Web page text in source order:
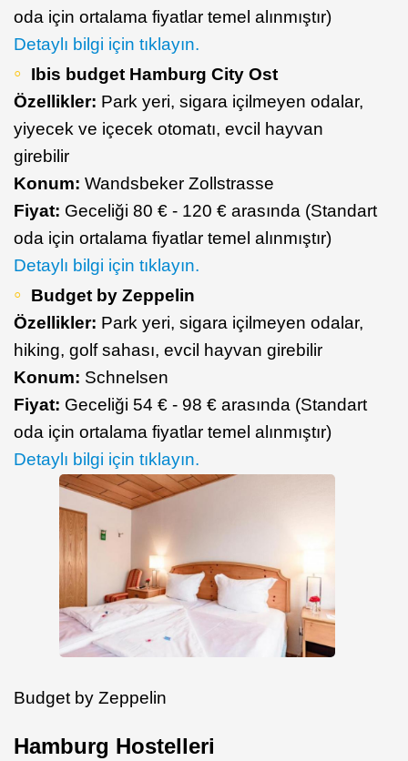
oda için ortalama fiyatlar temel alınmıştır)
Detaylı bilgi için tıklayın.
Ibis budget Hamburg City Ost
Özellikler: Park yeri, sigara içilmeyen odalar,
yiyecek ve içecek otomatı, evcil hayvan
girebilir
Konum: Wandsbeker Zollstrasse
Fiyat: Geceliği 80 € - 120 € arasında (Standart
oda için ortalama fiyatlar temel alınmıştır)
Detaylı bilgi için tıklayın.
Budget by Zeppelin
Özellikler: Park yeri, sigara içilmeyen odalar,
hiking, golf sahası, evcil hayvan girebilir
Konum: Schnelsen
Fiyat: Geceliği 54 € - 98 € arasında (Standart
oda için ortalama fiyatlar temel alınmıştır)
Detaylı bilgi için tıklayın.
Budget by Zeppelin
Hamburg Hostelleri